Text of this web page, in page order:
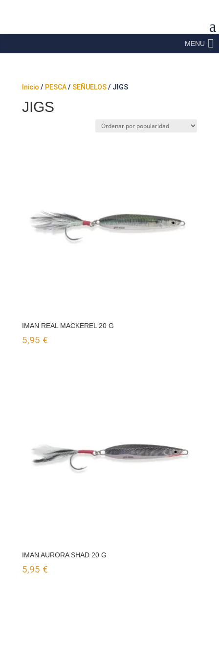
MENU
Inicio / PESCA/ SEÑUELOS/ JIGS
JIGS
IMAN REAL MACKEREL 20 G
5,95 €
IMAN AURORA SHAD 20 G
5,95 €